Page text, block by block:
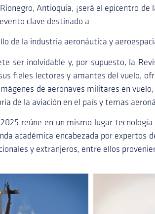
Antioquia, ¡será el epicentro
clave destinado a
de la industria aeronáutica y
ser inolvidable y, por supuesto, la
fieles lectores y amantes del vuelo,
de aeronaves militares en
de la aviación en el país y temas
reúne en un mismo lugar
académica encabezada por expertos
y extranjeros, entre ellos